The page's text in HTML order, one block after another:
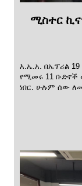
ሚስተር
እ.ኤ.አ. በኤፕሪል 19
የሚመሩ 11 ቡድኖች
ነበር. ሁሉም ሰው